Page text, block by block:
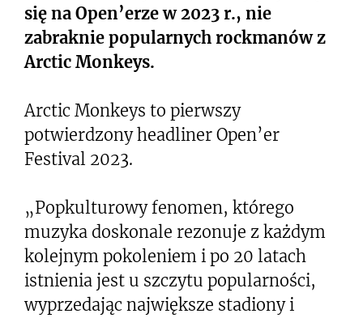
się na Open’erze w 2023 r., nie
zabraknie popularnych rockmanów z
Arctic Monkeys.
Arctic Monkeys to pierwszy
potwierdzony headliner Open’er
Festival 2023.
„Popkulturowy fenomen, którego
muzyka doskonale rezonuje z każdym
kolejnym pokoleniem i po 20 latach
istnienia jest u szczytu popularności,
wyprzedając największe stadiony i